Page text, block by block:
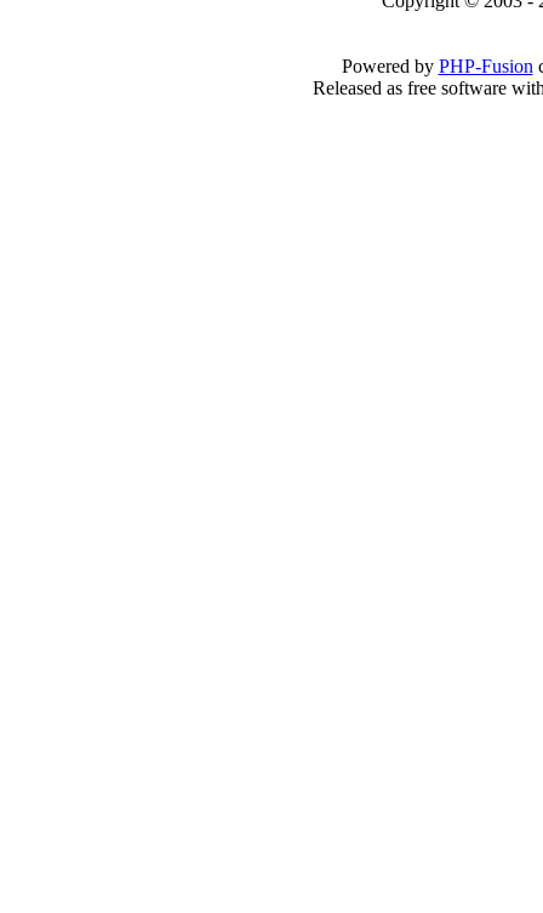
Powered by PHP-Fusion
Released as free software